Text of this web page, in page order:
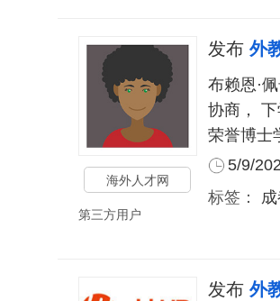
海外人才网
第三方用户
发布 外
布赖恩·
协商，
荣誉博士
在国外也
5/9/
标签：
发布 外